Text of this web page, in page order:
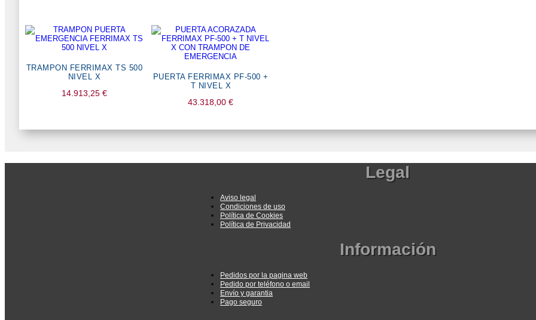
TRAMPON FERRIMAX TS 500
NIVEL X
14.913,25€
PUERTA FERRIMAX PF-500 +
T NIVEL X
43.318,00€
Legal
Aviso legal
Condiciones de uso
Política de Cookies
Política de Privacidad
Información
Pedidos por la pagina web
Pedido por teléfono o email
Envío y garantia
Pago seguro